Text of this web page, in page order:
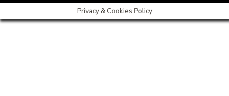
Privacy & Cookies Policy